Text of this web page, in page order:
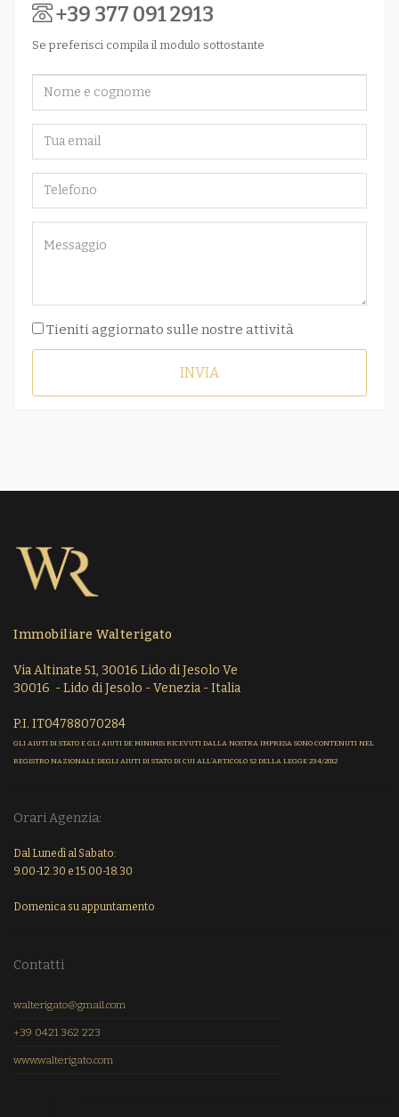
+39 377 091 2913
Se preferisci compila il modulo sottostante
Tieniti aggiornato sulle nostre attività
INVIA
Immobiliare Walterigato
Via Altinate 51, 30016 Lido di Jesolo Ve
30016 - Lido di Jesolo - Venezia - Italia
P.I. IT04788070284
GLI AIUTI DI STATO E GLI AIUTI DE MINIMIS RICEVUTI DALLA NOSTRA IMPRESA SONO CONTENUTI NEL
REGISTRO NAZIONALE DEGLI AIUTI DI STATO DI CUI ALL’ARTICOLO 52 DELLA LEGGE 234/2012
Orari Agenzia:
Dal Lunedì al Sabato:
9.00-12.30 e 15.00-18.30
Domenica su appuntamento
Contatti
walterigato@gmail.com
+39 0421 362 223
www.walterigato.com